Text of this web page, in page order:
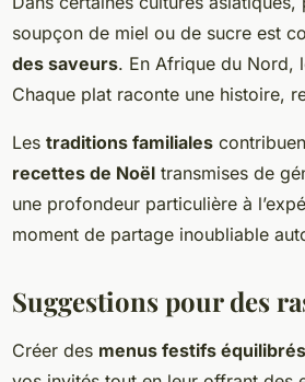
soupçon de miel ou de sucre est
des saveurs. En Afrique du Nord,
Chaque plat raconte une histoire,
Les traditions familiales
recettes de Noël transmises de
une profondeur particulière à
moment de partage inoubliable
Suggestions pour des
Créer des menus festifs équilibrés